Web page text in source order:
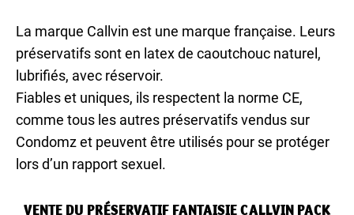
La marque Callvin est une marque française. Leurs
préservatifs sont en latex de caoutchouc naturel,
lubrifiés, avec réservoir.
Fiables et uniques, ils respectent la norme CE,
comme tous les autres préservatifs vendus sur
Condomz et peuvent être utilisés pour se protéger
lors d’un rapport sexuel.
VENTE DU PRÉSERVATIF FANTAISIE CALLVIN PACK